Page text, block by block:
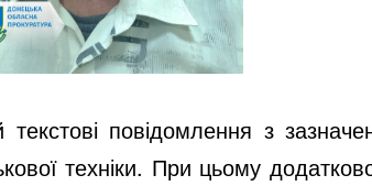
повідомлення з
техніки. При цьому